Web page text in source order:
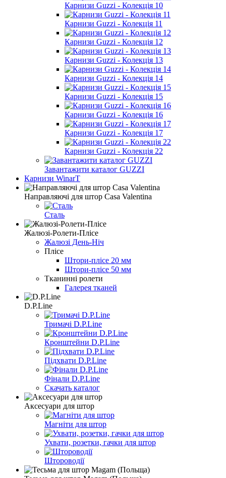
Карнизи Guzzi - Колекція 10
Карнизи Guzzi - Колекція 11
Карнизи Guzzi - Колекція 12
Карнизи Guzzi - Колекція 13
Карнизи Guzzi - Колекція 14
Карнизи Guzzi - Колекція 15
Карнизи Guzzi - Колекція 16
Карнизи Guzzi - Колекція 17
Карнизи Guzzi - Колекція 22
Завантажити каталог GUZZI
Карнизи WinarT
Направляючі для штор Casa Valentina
Сталь
Жалюзі-Ролети-Плісе
Жалюзі День-Ніч
Плісе
Штори-плісе 20 мм
Штори-плісе 50 мм
Тканинні ролети
Галерея тканей
D.P.Line
Тримачі D.P.Line
Кронштейни D.P.Line
Підхвати D.P.Line
Фінали D.P.Line
Скачать каталог
Аксесуари для штор
Магніти для штор
Ухвати, розетки, гачки для штор
Штороводії